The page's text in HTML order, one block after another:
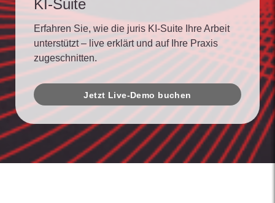
KI-Suite
Erfahren Sie, wie die juris KI-Suite Ihre Arbeit
unterstützt – live erklärt und auf Ihre Praxis
zugeschnitten.
Jetzt Live-Demo buchen